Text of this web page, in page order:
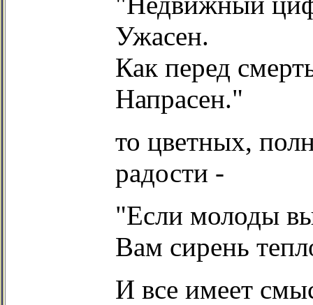
Ужасен.
Как перед
Напрасен."
то цветных,
радости -
"Если молоды
Вам сирень
И все имеет